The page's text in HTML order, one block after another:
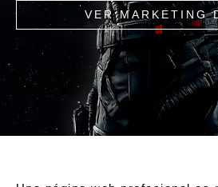
VER MARKETING